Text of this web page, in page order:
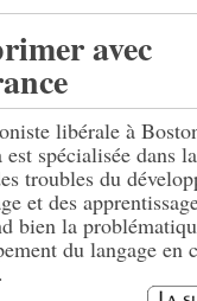
avec
libérale à
est spécialisée dans
troubles du
et des
bien la
du langage en